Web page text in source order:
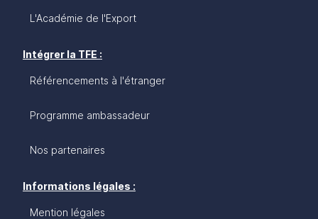
L'Académie de l'Export
Intégrer la TFE :
Référencements à l'étranger
Programme ambassadeur
Nos partenaires
Informations légales :
Mention légales